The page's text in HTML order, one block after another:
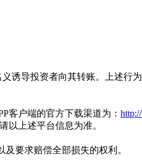
诱导投资者向其转账。上述行
客户端的官方下载渠道为：
以上述平台信息为准。
要求赔偿全部损失的权利。